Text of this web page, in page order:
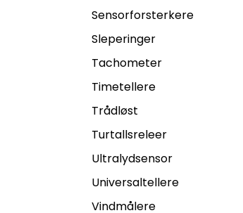
Sensorforsterkere
Sleperinger
Tachometer
Timetellere
Trådløst
Turtallsreleer
Ultralydsensor
Universaltellere
Vindmålere